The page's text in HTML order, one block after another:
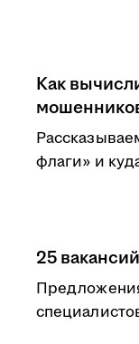
Как
флаги» и
25